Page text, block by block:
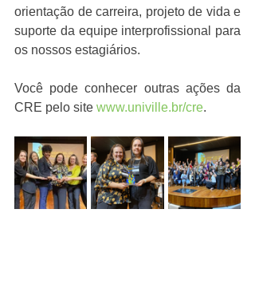
orientação de carreira, projeto de vida e
suporte da equipe interprofissional para
os nossos estagiários.
Você pode conhecer outras ações da
CRE pelo site www.univille.br/cre.